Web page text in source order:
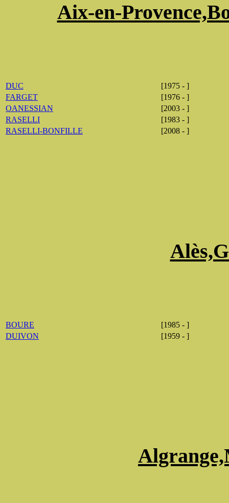
Aix-en-
DUC
[1975 - ]
FARGET
[1976 - ]
OANESSIAN
[2003 - ]
RASELLI
[1983 - ]
RASELLI-BONFILLE
[2008 - ]
BOURE
[1985 - ]
DUIVON
[1959 - ]